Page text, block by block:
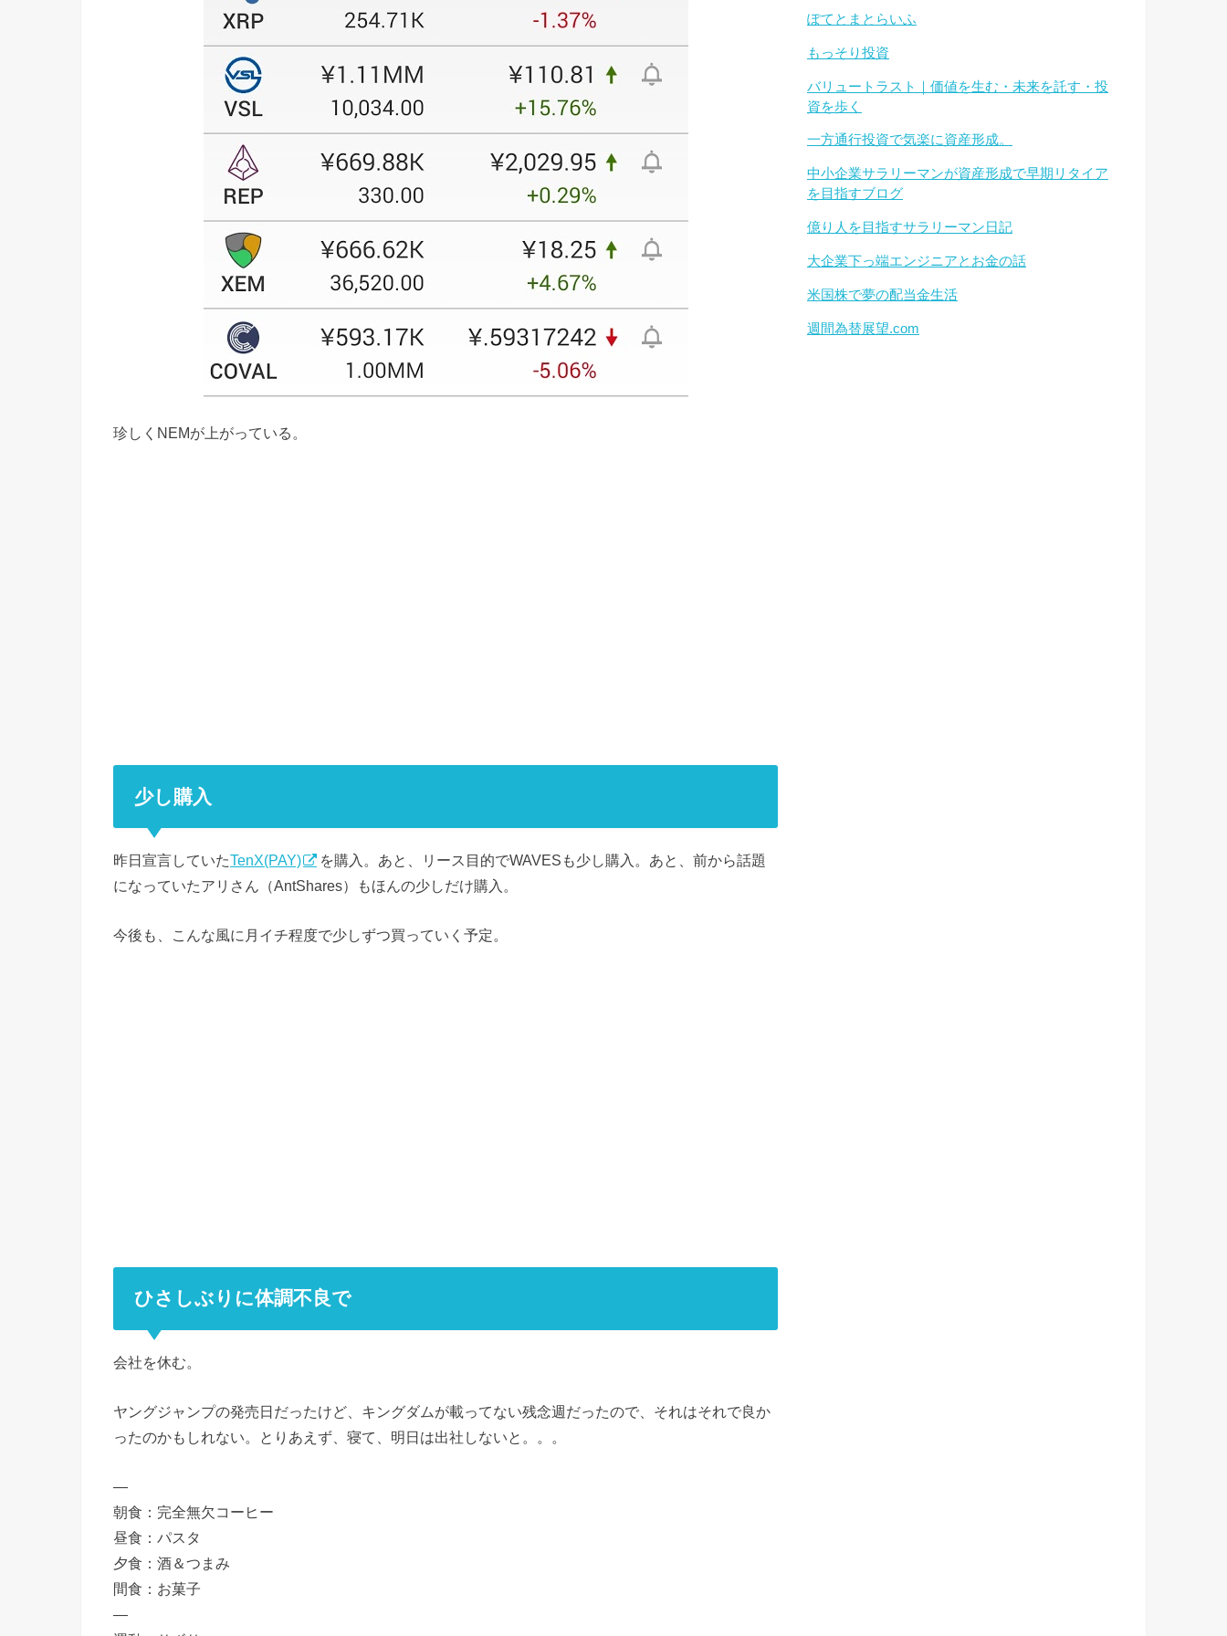
珍しくNEMが上がっている。
少し購入
昨日宣言していたTenX(PAY)
を購入。あと、リース目的でWAVESも少し購入。あと、前から話題
になっていたアリさん（AntShares）もほんの少しだけ購入。
今後も、こんな風に月イチ程度で少しずつ買っていく予定。
ひさしぶりに体調不良で
会社を休む。
ヤングジャンプの発売日だったけど、キングダムが載ってない残念週だったので、それはそれで良か
ったのかもしれない。とりあえず、寝て、明日は出社しないと。。。
—
朝食：完全無欠コーヒー
昼食：パスタ
夕食：酒＆つまみ
間食：お菓子
—
ぽてとまとらいふ
もっそり投資
バリュートラスト｜価値を生む・未来を託す・投
資を歩く
一方通行投資で気楽に資産形成。
中小企業サラリーマンが資産形成で早期リタイア
を目指すブログ
億り人を目指すサラリーマン日記
大企業下っ端エンジニアとお金の話
米国株で夢の配当金生活
週間為替展望.com